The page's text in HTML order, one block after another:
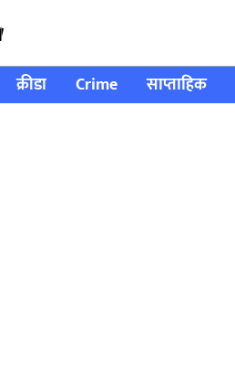
क्रीडा Crime साप्ताहिक